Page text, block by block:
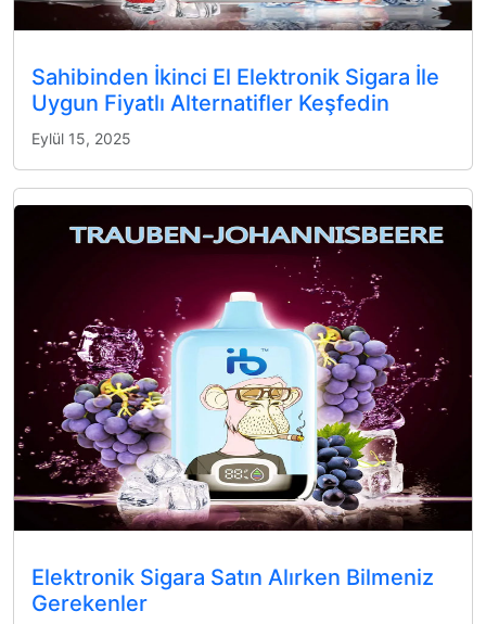
Sahibinden İkinci El Elektronik Sigara İle
Uygun Fiyatlı Alternatifler Keşfedin
Eylül 15, 2025
Elektronik Sigara Satın Alırken Bilmeniz
Gerekenler